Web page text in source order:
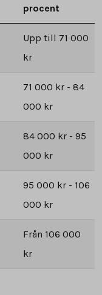
procent
Upp till 71 000
kr
71 000 kr - 84
000 kr
84 000 kr - 95
000 kr
95 000 kr - 106
000 kr
Från 106 000
kr